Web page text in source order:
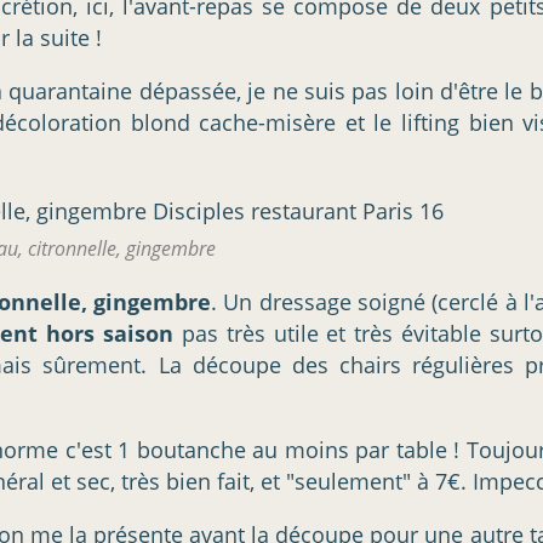
ici, l'avant-repas se compose de deux
la suite !
dépassée, je ne suis pas loin d'être le
blond cache-misère et le lifting bien
citronnelle, gingembre
gingembre. Un dressage soigné (cerclé à
hors saison pas très utile et très évitable
sûrement. La découpe des chairs régulières
c'est 1 boutanche au moins par table !
et sec, très bien fait, et "seulement" à 7€.
me la présente avant la découpe pour une autre